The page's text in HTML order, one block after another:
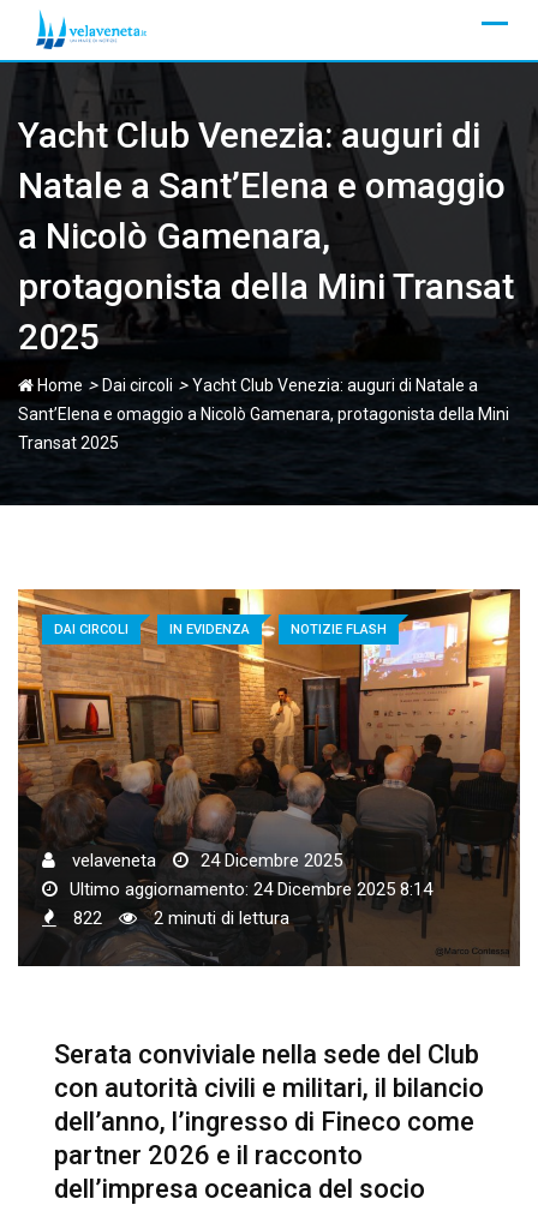
content
Yacht Club Venezia: auguri di
Natale a Sant’Elena e omaggio
a Nicolò Gamenara,
protagonista della Mini Transat
2025
Home > Dai circoli >Yacht Club Venezia: auguri di Natale a
Sant’Elena e omaggio a Nicolò Gamenara, protagonista della Mini
Transat 2025
DAI CIRCOLI IN EVIDENZA NOTIZIE FLASH
velaveneta
24 Dicembre 2025
Ultimo aggiornamento: 24 Dicembre 2025 8:14
822
2 minuti di lettura
Serata conviviale nella sede del Club
con autorità civili e militari, il bilancio
dell’anno, l’ingresso di Fineco come
partner 2026 e il racconto
dell’impresa oceanica del socio